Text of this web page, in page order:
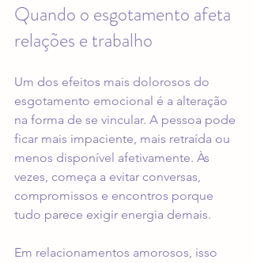
Quando o esgotamento afeta
relações e trabalho
Um dos efeitos mais dolorosos do
esgotamento emocional é a alteração
na forma de se vincular. A pessoa pode
ficar mais impaciente, mais retraída ou
menos disponível afetivamente. Às
vezes, começa a evitar conversas,
compromissos e encontros porque
tudo parece exigir energia demais.
Em relacionamentos amorosos, isso